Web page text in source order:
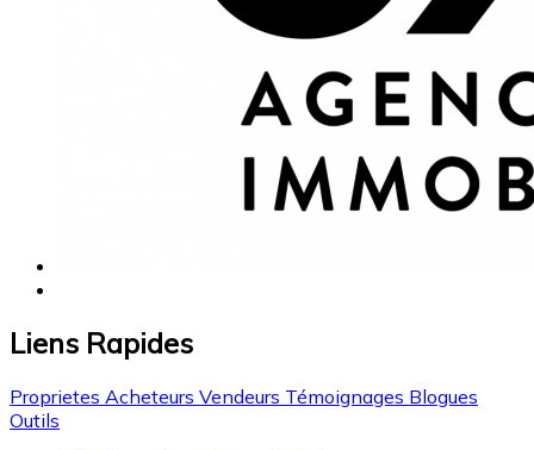
Liens Rapides
Proprietes Acheteurs Vendeurs Témoignages Blogues
Outils